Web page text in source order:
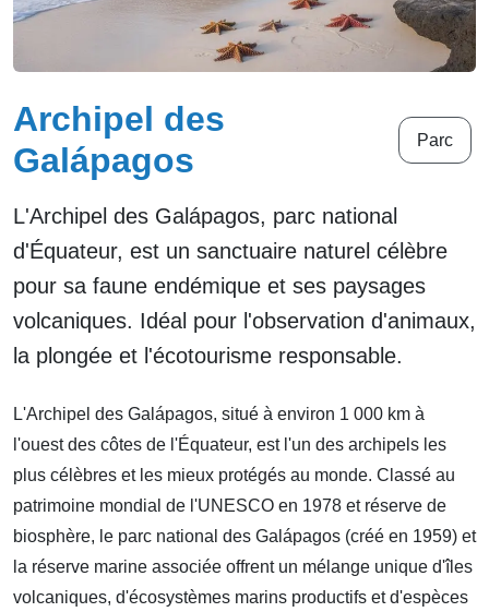
Archipel des
Galápagos
Parc
L'Archipel des Galápagos, parc national
d'Équateur, est un sanctuaire naturel célèbre
pour sa faune endémique et ses paysages
volcaniques. Idéal pour l'observation d'animaux,
la plongée et l'écotourisme responsable.
L'Archipel des Galápagos, situé à environ 1 000 km à
l'ouest des côtes de l'Équateur, est l'un des archipels les
plus célèbres et les mieux protégés au monde. Classé au
patrimoine mondial de l'UNESCO en 1978 et réserve de
biosphère, le parc national des Galápagos (créé en 1959) et
la réserve marine associée offrent un mélange unique d'îles
volcaniques, d'écosystèmes marins productifs et d'espèces